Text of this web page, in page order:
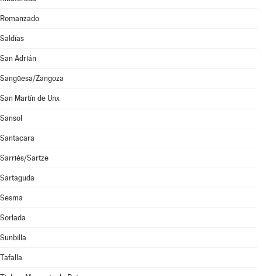
Romanzado
Saldías
San Adrián
Sangüesa/Zangoza
San Martín de Unx
Sansol
Santacara
Sarriés/Sartze
Sartaguda
Sesma
Sorlada
Sunbilla
Tafalla